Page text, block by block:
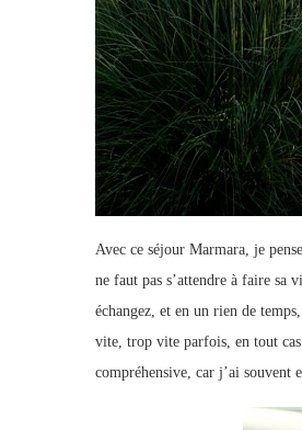
Avec ce séjour Marmara, je
ne faut pas s’attendre à faire sa
échangez, et en un rien de
vite, trop vite parfois, en tout
compréhensive, car j’ai souvent